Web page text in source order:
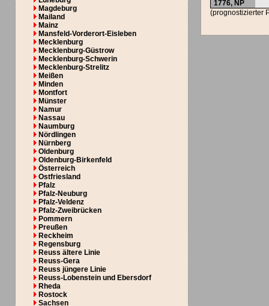
Magdeburg
Mailand
Mainz
Mansfeld-Vorderort-Eisleben
Mecklenburg
Mecklenburg-Güstrow
Mecklenburg-Schwerin
Mecklenburg-Strelitz
Meißen
Minden
Montfort
Münster
Namur
Nassau
Naumburg
Nördlingen
Nürnberg
Oldenburg
Oldenburg-Birkenfeld
Österreich
Ostfriesland
Pfalz
Pfalz-Neuburg
Pfalz-Veldenz
Pfalz-Zweibrücken
Pommern
Preußen
Reckheim
Regensburg
Reuss ältere Linie
Reuss-Gera
Reuss jüngere Linie
Reuss-Lobenstein und Ebersdorf
Rheda
Rostock
Sachsen
1776, NP
(prognostizierter